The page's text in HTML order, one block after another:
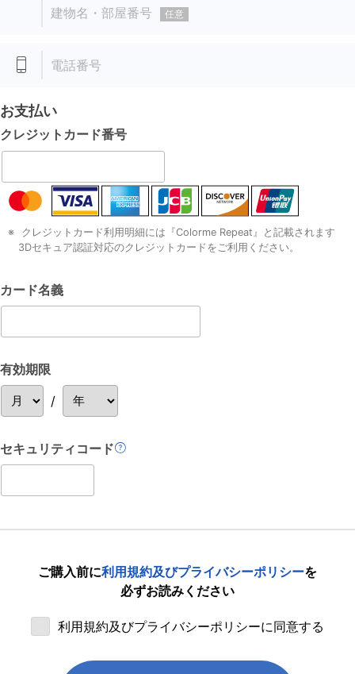
建物名・部屋番号 任意
電話番号
お支払い
クレジットカード番号
クレジットカード利用明細には『Colorme Repeat』と記載されます
3Dセキュア認証対応のクレジットカードをご利用ください。
カード名義
有効期限
/
セキュリティコード
ご購入前に利用規約及びプライバシーポリシーを
必ずお読みください
利用規約及びプライバシーポリシーに同意する